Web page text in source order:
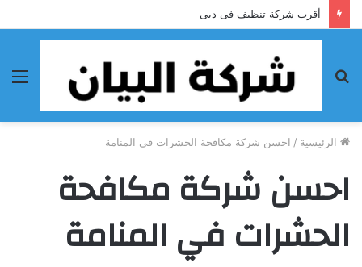
أقرب شركة تنظيف فى دبى
الرئيسية / احسن شركة مكافحة الحشرات في المنامة
احسن شركة مكافحة
الحشرات في المنامة